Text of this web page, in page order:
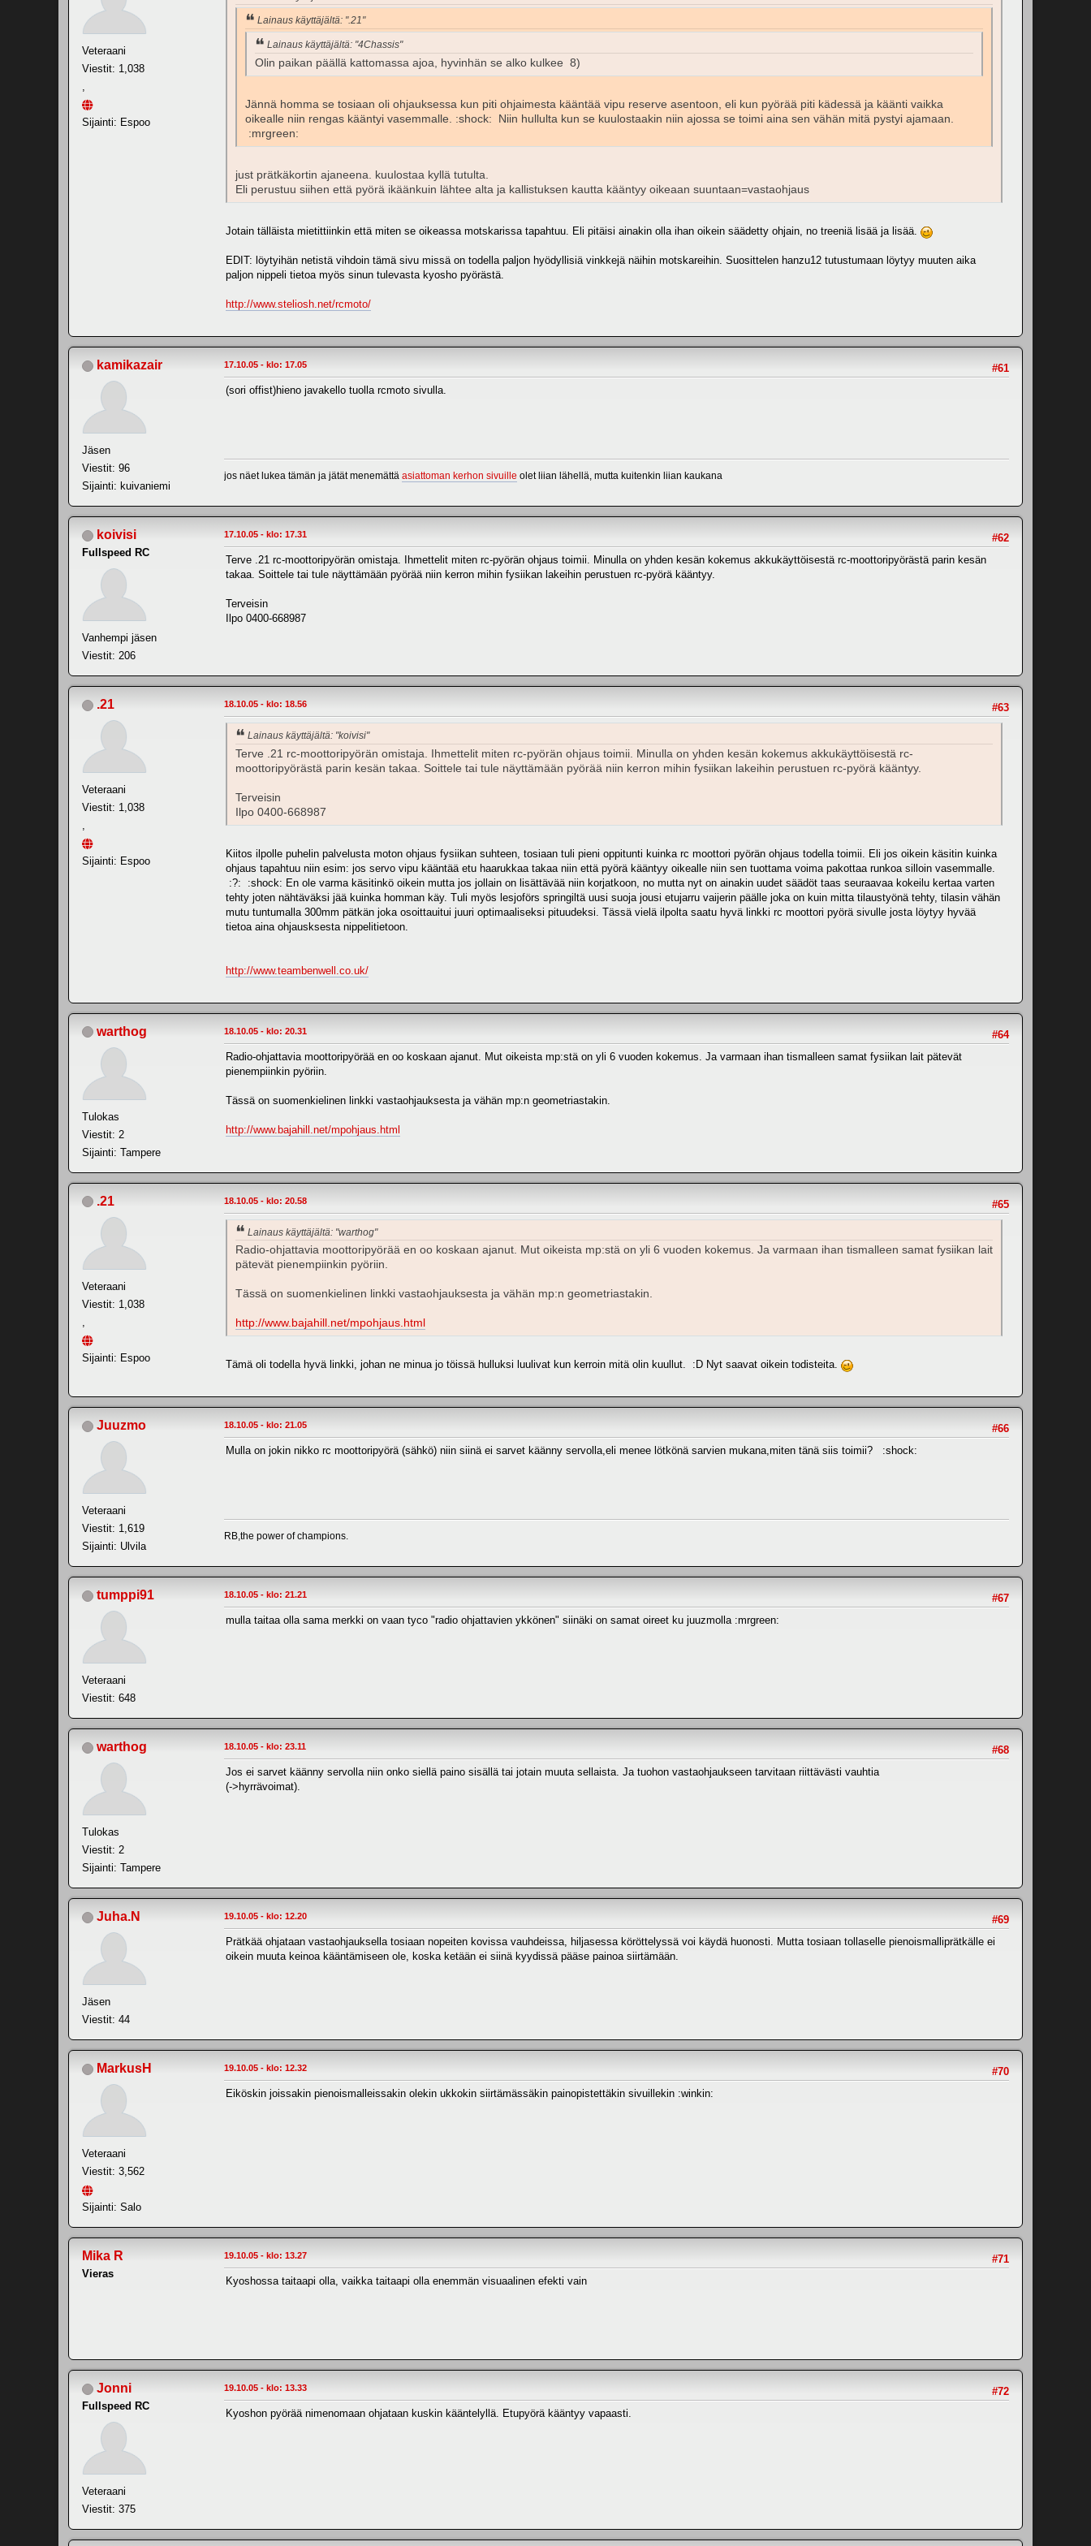
Veteraani
Viestit: 1,038
Sijainti: Espoo
Lainaus käyttäjältä: ".21"
Lainaus käyttäjältä: "4Chassis"
Olin paikan päällä kattomassa ajoa, hyvinhän se alko kulkee 8)
Jännä homma se tosiaan oli ohjauksessa kun piti ohjaimesta kääntää vipu reserve asentoon, eli kun pyörää piti kädessä ja käänti vaikka
oikealle niin rengas kääntyi vasemmalle. :shock: Niin hullulta kun se kuulostaakin niin ajossa se toimi aina sen vähän mitä pystyi ajamaan.
:mrgreen:
just prätkäkortin ajaneena. kuulostaa kyllä tutulta.
Eli perustuu siihen että pyörä ikäänkuin lähtee alta ja kallistuksen kautta kääntyy oikeaan suuntaan=vastaohjaus
Jotain tälläista mietittiinkin että miten se oikeassa motskarissa tapahtuu. Eli pitäisi ainakin olla ihan oikein säädetty ohjain, no treeniä lisää ja lisää.
EDIT: löytyihän netistä vihdoin tämä sivu missä on todella paljon hyödyllisiä vinkkejä näihin motskareihin. Suosittelen hanzu12 tutustumaan löytyy muuten aika
paljon nippeli tietoa myös sinun tulevasta kyosho pyörästä.
http://www.steliosh.net/rcmoto/
kamikazair
Jäsen
Viestit: 96
Sijainti: kuivaniemi
#61
17.10.05 - klo: 17.05
(sori offist)hieno javakello tuolla rcmoto sivulla.
jos näet lukea tämän ja jätät menemättä asiattoman kerhon sivuille olet liian lähellä, mutta kuitenkin liian kaukana
koivisi
Fullspeed RC
Vanhempi jäsen
Viestit: 206
#62
17.10.05 - klo: 17.31
Terve .21 rc-moottoripyörän omistaja. Ihmettelit miten rc-pyörän ohjaus toimii. Minulla on yhden kesän kokemus akkukäyttöisestä rc-moottoripyörästä parin kesän
takaa. Soittele tai tule näyttämään pyörää niin kerron mihin fysiikan lakeihin perustuen rc-pyörä kääntyy.
Terveisin
Ilpo 0400-668987
.21
Veteraani
Viestit: 1,038
Sijainti: Espoo
#63
18.10.05 - klo: 18.56
Lainaus käyttäjältä: "koivisi"
Terve .21 rc-moottoripyörän omistaja. Ihmettelit miten rc-pyörän ohjaus toimii. Minulla on yhden kesän kokemus akkukäyttöisestä rc-
moottoripyörästä parin kesän takaa. Soittele tai tule näyttämään pyörää niin kerron mihin fysiikan lakeihin perustuen rc-pyörä kääntyy.
Terveisin
Ilpo 0400-668987
Kiitos ilpolle puhelin palvelusta moton ohjaus fysiikan suhteen, tosiaan tuli pieni oppitunti kuinka rc moottori pyörän ohjaus todella toimii. Eli jos oikein käsitin kuinka
ohjaus tapahtuu niin esim: jos servo vipu kääntää etu haarukkaa takaa niin että pyörä kääntyy oikealle niin sen tuottama voima pakottaa runkoa silloin vasemmalle.
:?: :shock: En ole varma käsitinkö oikein mutta jos jollain on lisättävää niin korjatkoon, no mutta nyt on ainakin uudet säädöt taas seuraavaa kokeilu kertaa varten
tehty joten nähtäväksi jää kuinka homman käy. Tuli myös lesjoförs springiltä uusi suoja jousi etujarru vaijerin päälle joka on kuin mitta tilaustyönä tehty, tilasin vähän
mutu tuntumalla 300mm pätkän joka osoittauitui juuri optimaaliseksi pituudeksi. Tässä vielä ilpolta saatu hyvä linkki rc moottori pyörä sivulle josta löytyy hyvää
tietoa aina ohjausksesta nippelitietoon.
http://www.teambenwell.co.uk/
warthog
Tulokas
Viestit: 2
Sijainti: Tampere
#64
18.10.05 - klo: 20.31
Radio-ohjattavia moottoripyörää en oo koskaan ajanut. Mut oikeista mp:stä on yli 6 vuoden kokemus. Ja varmaan ihan tismalleen samat fysiikan lait pätevät
pienempiinkin pyöriin.
Tässä on suomenkielinen linkki vastaohjauksesta ja vähän mp:n geometriastakin.
http://www.bajahill.net/mpohjaus.html
.21
Veteraani
Viestit: 1,038
Sijainti: Espoo
#65
18.10.05 - klo: 20.58
Lainaus käyttäjältä: "warthog"
Radio-ohjattavia moottoripyörää en oo koskaan ajanut. Mut oikeista mp:stä on yli 6 vuoden kokemus. Ja varmaan ihan tismalleen samat fysiikan lait
pätevät pienempiinkin pyöriin.
Tässä on suomenkielinen linkki vastaohjauksesta ja vähän mp:n geometriastakin.
http://www.bajahill.net/mpohjaus.html
Tämä oli todella hyvä linkki, johan ne minua jo töissä hulluksi luulivat kun kerroin mitä olin kuullut. :D Nyt saavat oikein todisteita.
Juuzmo
Veteraani
Viestit: 1,619
Sijainti: Ulvila
#66
18.10.05 - klo: 21.05
Mulla on jokin nikko rc moottoripyörä (sähkö) niin siinä ei sarvet käänny servolla,eli menee lötkönä sarvien mukana,miten tänä siis toimii? :shock:
RB,the power of champions.
tumppi91
Veteraani
Viestit: 648
#67
18.10.05 - klo: 21.21
mulla taitaa olla sama merkki on vaan tyco "radio ohjattavien ykkönen" siinäki on samat oireet ku juuzmolla :mrgreen:
warthog
Tulokas
Viestit: 2
Sijainti: Tampere
#68
18.10.05 - klo: 23.11
Jos ei sarvet käänny servolla niin onko siellä paino sisällä tai jotain muuta sellaista. Ja tuohon vastaohjaukseen tarvitaan riittävästi vauhtia
(->hyrrävoimat).
Juha.N
Jäsen
Viestit: 44
#69
19.10.05 - klo: 12.20
Prätkää ohjataan vastaohjauksella tosiaan nopeiten kovissa vauhdeissa, hiljasessa köröttelyssä voi käydä huonosti. Mutta tosiaan tollaselle pienoismalliprätkälle ei
oikein muuta keinoa kääntämiseen ole, koska ketään ei siinä kyydissä pääse painoa siirtämään.
MarkusH
Veteraani
Viestit: 3,562
Sijainti: Salo
#70
19.10.05 - klo: 12.32
Eiköskin joissakin pienoismalleissakin olekin ukkokin siirtämässäkin painopistettäkin sivuillekin :winkin:
Mika R
Vieras
#71
19.10.05 - klo: 13.27
Kyoshossa taitaapi olla, vaikka taitaapi olla enemmän visuaalinen efekti vain
Jonni
Fullspeed RC
Veteraani
Viestit: 375
#72
19.10.05 - klo: 13.33
Kyoshon pyörää nimenomaan ohjataan kuskin kääntelyllä. Etupyörä kääntyy vapaasti.